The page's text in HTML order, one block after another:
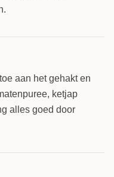
aan het gehakt en
ketjap
alles goed door